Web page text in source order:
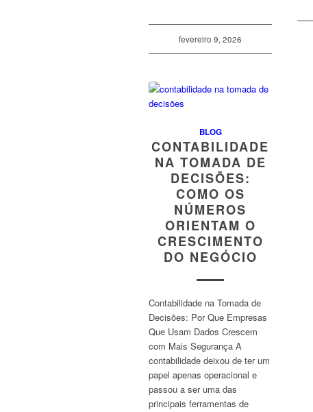
fevereiro 9, 2026
BLOG
CONTABILIDADE
NA TOMADA DE
DECISÕES:
COMO OS
NÚMEROS
ORIENTAM O
CRESCIMENTO
DO NEGÓCIO
Contabilidade na Tomada de
Decisões: Por Que Empresas
Que Usam Dados Crescem
com Mais Segurança A
contabilidade deixou de ter um
papel apenas operacional e
passou a ser uma das
principais ferramentas de